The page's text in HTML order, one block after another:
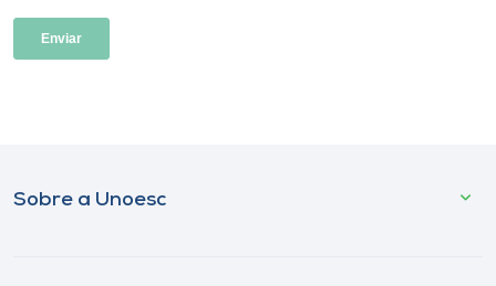
Sobre a Unoesc